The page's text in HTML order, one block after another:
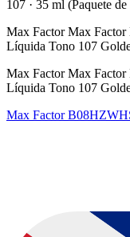
107 · 35 ml (Paquete de
Max Factor Max Factor
Líquida Tono 107
Max Factor Max Factor
Líquida Tono 107
Max Factor